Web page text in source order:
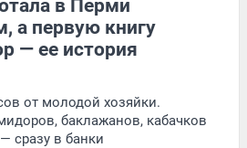
в Перми
а первую книгу
— ее история
от молодой хозяйки.
баклажанов, кабачков
сразу в банки